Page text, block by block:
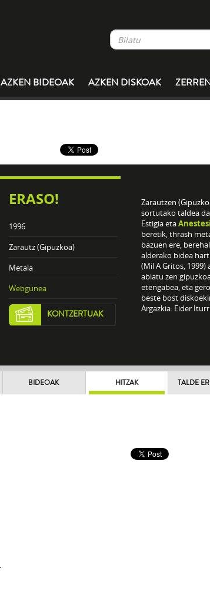
AZKEN BIDEOAK AZKEN DISKOAK
ERASO!
1996
Zarautz (Gipuzkoa)
Metala
Webgunea
KONTZERTUAK
Zarautzen
sortutako taldea
Estigia eta
beretik, thrash
bazuen ere,
alderako bidea
(Mil A Gritos,
abiatu zen
etengabea, eta
beste bost
Argazkia: Eider
BIDEOAK HITZAK TALDE